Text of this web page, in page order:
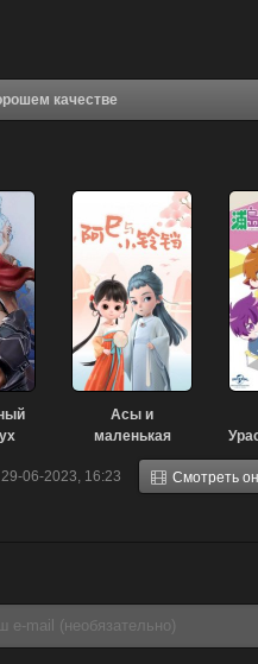
(2020) в хорошем качестве
29-06-2023, 16:23 Смотреть
Асы и
маленькая
Ляндан (2020)
—